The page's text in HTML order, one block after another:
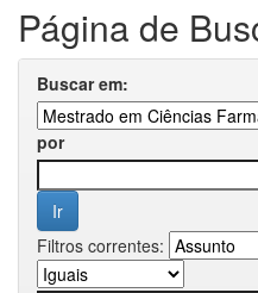
Página de
Buscar em:
por
Filtros correntes: